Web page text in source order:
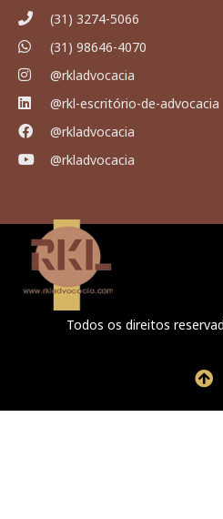
(31) 3274-5066
(31) 98646-4070
@rkladvocacia
@rkl-escritório-de-advocacia
@rkladvocacia
@rkladvocacia
Todos os direitos